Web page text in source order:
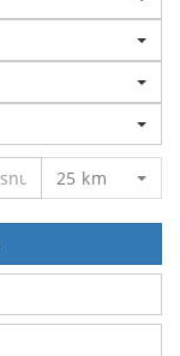
25 km